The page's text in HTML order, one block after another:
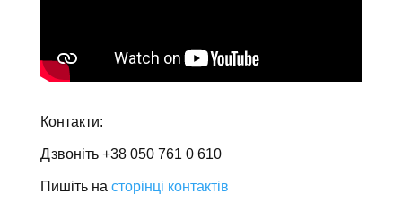
Контакти:
Дзвоніть +38 050 761 0 610
Пишіть на сторінці контактів